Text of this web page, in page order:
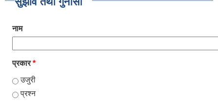
नाम
प्रकार*
उजुरी
प्रश्न